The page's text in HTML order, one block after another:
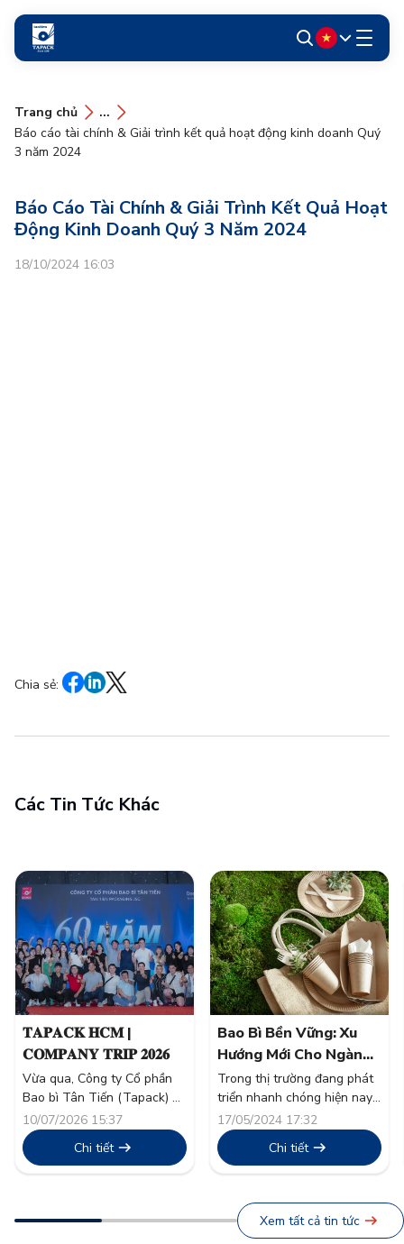
Trang chủ
...
Báo cáo tài chính & Giải trình kết quả hoạt động kinh doanh Quý
3 năm 2024
Báo Cáo Tài Chính & Giải Trình Kết Quả Hoạt
Động Kinh Doanh Quý 3 Năm 2024
18/10/2024 16:03
Chia sẻ:
Các Tin Tức Khác
𝐓𝐀𝐏𝐀𝐂𝐊 𝐇𝐂𝐌 |
𝐂𝐎𝐌𝐏𝐀𝐍𝐘 𝐓𝐑𝐈𝐏 𝟐𝟎𝟐𝟔
Vừa qua, Công ty Cổ phần
Bao bì Tân Tiến (Tapack) đã
tổ chức thành công chương
trình nghỉ mát thường niên
“Company Trip 2026” cho
toàn thể cán bộ công nhân
10/07/2026 15:37
Chi tiết
Bao Bì Bền Vững: Xu
Hướng Mới Cho Ngành
Thực Phẩm
Trong thị trường đang phát
triển nhanh chóng hiện nay,
tính bền vững đã vượt xa
khỏi một từ thông dụng và
trở thành nền tảng trong
chiến lược doanh nghiệp.
những nguồn thải lớn toàn
cầu, đang chứng kiến sự
17/05/2024 17:32
Chi tiết
Xem tất cả tin tức